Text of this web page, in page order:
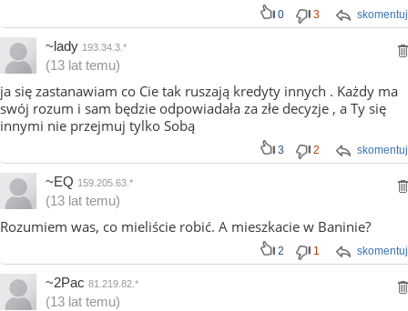
skomentuj
0 3
~lady 193.34.3.*
(13 lat temu)
ja się zastanawiam co Cie tak ruszają kredyty innych . Każdy ma
swój rozum i sam będzie odpowiadała za złe decyzje , a Ty się
innymi nie przejmuj tylko Sobą
skomentuj
3 2
~EQ 159.205.63.*
(13 lat temu)
Rozumiem was, co mieliście robić. A mieszkacie w Baninie?
skomentuj
2 1
~2Pac 81.219.82.*
(13 lat temu)